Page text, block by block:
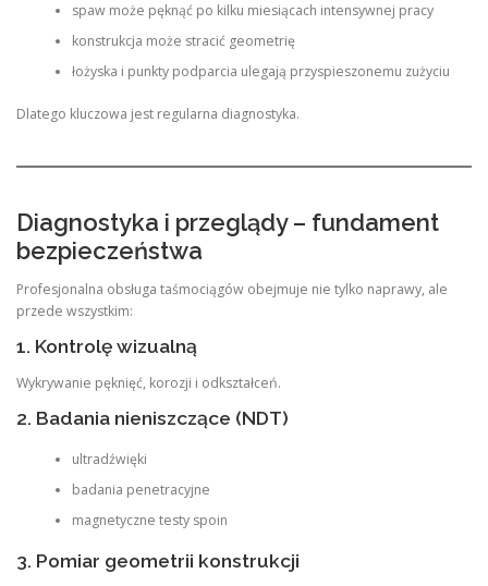
spaw może pęknąć po kilku miesiącach intensywnej pracy
konstrukcja może stracić geometrię
łożyska i punkty podparcia ulegają przyspieszonemu zużyciu
Dlatego kluczowa jest regularna diagnostyka.
Diagnostyka i przeglądy – fundament
bezpieczeństwa
Profesjonalna obsługa taśmociągów obejmuje nie tylko naprawy, ale
przede wszystkim:
1. Kontrolę wizualną
Wykrywanie pęknięć, korozji i odkształceń.
2. Badania nieniszczące (NDT)
ultradźwięki
badania penetracyjne
magnetyczne testy spoin
3. Pomiar geometrii konstrukcji